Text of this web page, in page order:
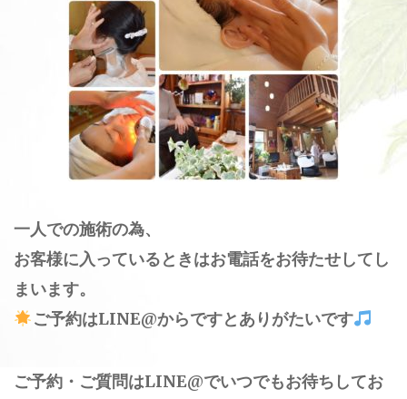
一人での施術の為、
お客様に入っているときはお電話をお待たせしてし
まいます。
ご予約はLINE@からですとありがたいです
ご予約・ご質問はLINE@でいつでもお待ちしてお